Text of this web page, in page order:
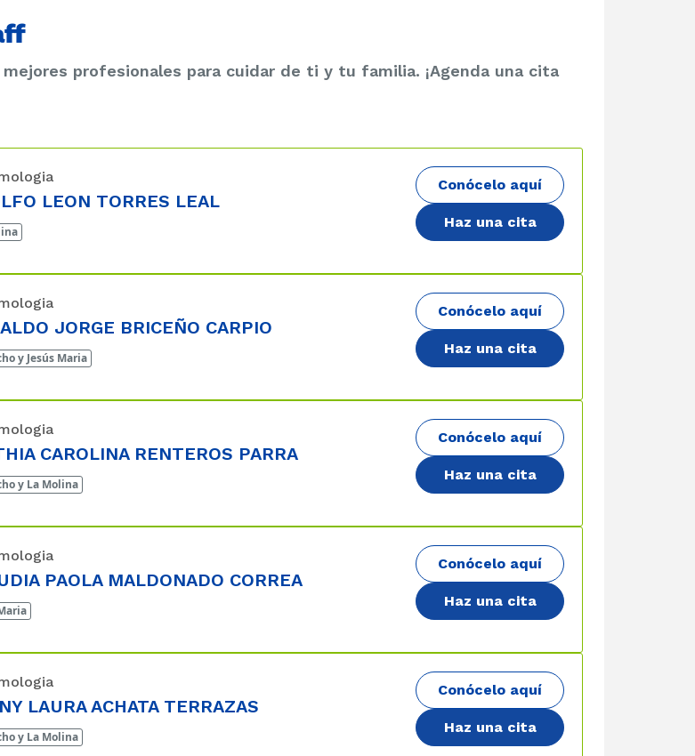
profesionales para cuidar de ti y tu familia. ¡Agenda una cita
LEON TORRES LEAL
Conócelo aquí
Haz una cita
JORGE BRICEÑO CARPIO
y Jesús Maria
Conócelo aquí
Haz una cita
CAROLINA RENTEROS PARRA
y La Molina
Conócelo aquí
Haz una cita
PAOLA MALDONADO CORREA
Conócelo aquí
Haz una cita
LAURA ACHATA TERRAZAS
y La Molina
Conócelo aquí
Haz una cita